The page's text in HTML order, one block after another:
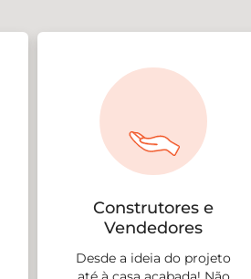
Construtores e
Vendedores
Desde a ideia do projeto